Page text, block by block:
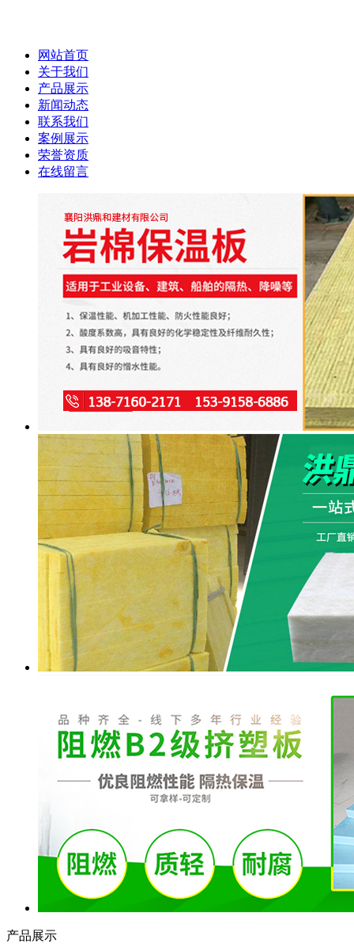
网站首页
关于我们
产品展示
新闻动态
联系我们
案例展示
荣誉资质
在线留言
产品展示